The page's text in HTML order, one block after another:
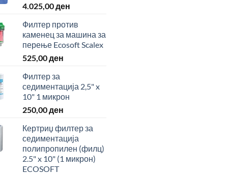
4.025,00 ден
Филтер против
каменец за машина за
перење Ecosoft Scalex
525,00 ден
Филтер за
седиментација 2,5" x
10" 1 микрон
250,00 ден
Кертриџ филтер за
седиментација
полипропилен (филц)
2.5" x 10" (1 микрон)
ECOSOFT